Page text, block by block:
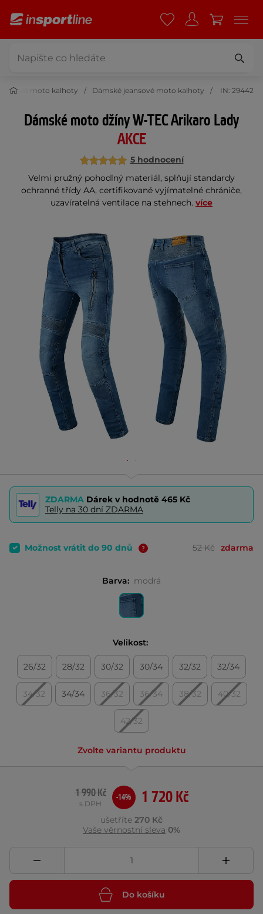
moto kalhoty Dámské jeansové moto kalhoty IN: 29442
Dámské moto džíny W-TEC Arikaro Lady
AKCE
5 hodnocení
Velmi pružný pohodlný materiál, splňují standardy
ochranné třídy AA, certifikované vyjímatelné chrániče,
uzavíratelná ventilace na stehnech. více
ZDARMA Dárek v hodnotě 465 Kč
Telly na 30 dní ZDARMA
Možnost vrátit do 90 dnů 52 Kč zdarma
Barva: modrá
Velikost:
26/32 28/32 30/32 30/34 32/32 32/34
34/32 34/34 36/32 36/34 38/32 40/32
42/32
Zvolte variantu produktu
1 720 Kč
1 990 Kč
s DPH
-14%
ušetříte 270 Kč
Vaše věrnostní sleva 0%
Do košíku